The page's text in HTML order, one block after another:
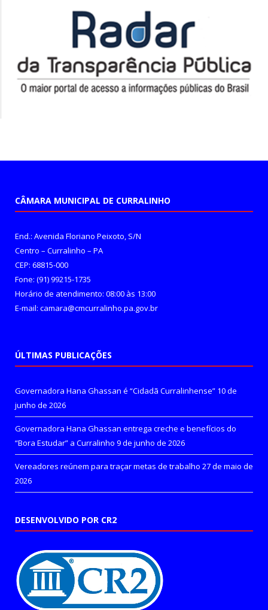
CÂMARA MUNICIPAL DE CURRALINHO
End.: Avenida Floriano Peixoto, S/N
Centro – Curralinho – PA
CEP: 68815-000
Fone: (91) 99215-1735
Horário de atendimento: 08:00 às 13:00
E-mail: camara@cmcurralinho.pa.gov.br
ÚLTIMAS PUBLICAÇÕES
Governadora Hana Ghassan é “Cidadã Curralinhense” 10 de
junho de 2026
Governadora Hana Ghassan entrega creche e benefícios do
“Bora Estudar” a Curralinho 9 de junho de 2026
Vereadores reúnem para traçar metas de trabalho 27 de maio de
2026
DESENVOLVIDO POR CR2